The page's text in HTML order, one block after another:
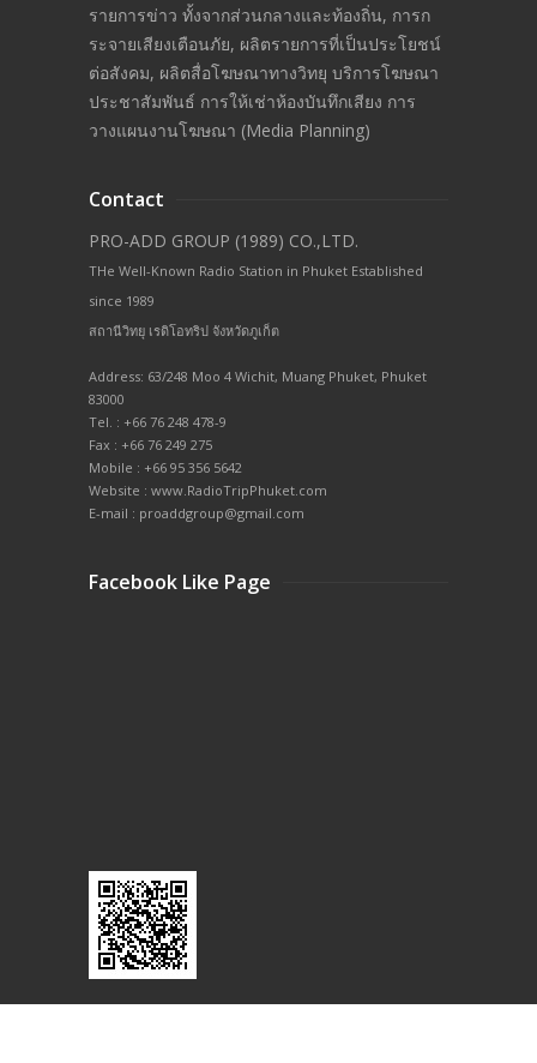
รายการข่าว ทั้งจากส่วนกลางและท้องถิ่น, การก
ระจายเสียงเตือนภัย, ผลิตรายการที่เป็นประโยชน์
ต่อสังคม, ผลิตสื่อโฆษณาทางวิทยุ บริการโฆษณา
ประชาสัมพันธ์ การให้เช่าห้องบันทึกเสียง การ
วางแผนงานโฆษณา (Media Planning)
Contact
PRO-ADD GROUP (1989) CO.,LTD.
THe Well-Known Radio Station in Phuket Established
since 1989
สถานีวิทยุ เรดิโอทริป จังหวัดภูเก็ต
Address: 63/248 Moo 4 Wichit, Muang Phuket, Phuket
83000
Tel. : +66 76 248 478-9
Fax : +66 76 249 275
Mobile : +66 95 356 5642
Website : www.RadioTripPhuket.com
E-mail : proaddgroup@gmail.com
Facebook Like Page